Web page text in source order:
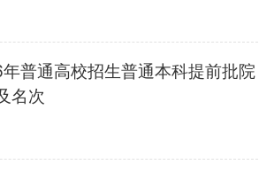
起分批启动录取
普通高校招生普通本科提前批院
名次